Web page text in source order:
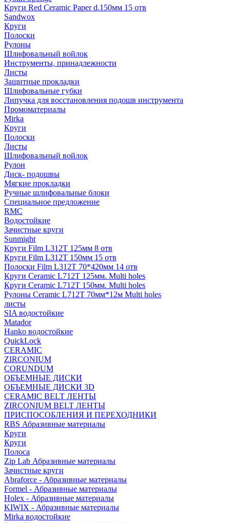
Круги Red Ceramic Paper d.150мм 15 отв
Sandwox
Круги
Полоски
Рулоны
Шлифовальный войлок
Инструменты, принадлежности
Листы
Защитные прокладки
Шлифовальные губки
Липучка для восстановления подошв инструмента
Промоматериалы
Mirka
Круги
Полоски
Листы
Шлифовальный войлок
Рулон
Диск- подошвы
Мягкие прокладки
Ручные шлифовальные блоки
Специальное предложение
RMC
Водостойкие
Зачистные круги
Sunmight
Круги Film L312T 125мм 8 отв
Круги Film L312T 150мм 15 отв
Полоски Film L312T 70*420мм 14 отв
Круги Ceramic L712T 125мм. Multi holes
Круги Ceramic L712T 150мм. Multi holes
Рулоны Ceramic L712T 70мм*12м Multi holes
листы
SIA водостойкие
Matador
Hanko водостойкие
QuickLock
CERAMIC
ZIRCONIUM
СORUNDUM
ОБЪЕМНЫЕ ДИСКИ
ОБЪЕМНЫЕ ДИСКИ 3D
CERAMIC BELT ЛЕНТЫ
ZIRCONIUM BELT ЛЕНТЫ
ПРИСПОСОБЛЕНИЯ И ПЕРЕХОДНИКИ
RBS Абразивные материалы
Круги
Круги
Полоса
Zip Lab Абразивные материалы
Зачистные круги
Abraforce - Абразивные материалы
Formel - Абразивные материалы
Holex - Абразивные материалы
KIWIX - Абразивные материалы
Mirka водостойкие